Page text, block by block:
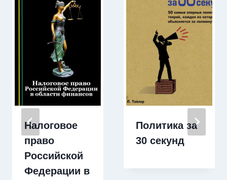
Налоговое
право
Российской
Федерации в
Политика за
30 секунд